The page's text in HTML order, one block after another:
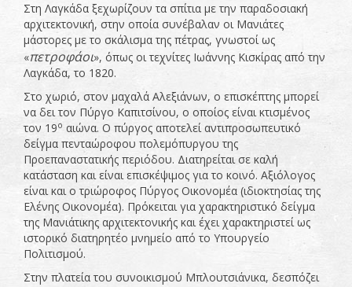
Στη Λαγκάδα ξεχωρίζουν τα σπίτια με την παραδοσιακή
αρχιτεκτονική, στην οποία συνέβαλαν οι Μανιάτες
μάστορες με το σκάλισμα της πέτρας, γνωστοί ως
«πετροφάοι», όπως οι τεχνίτες Ιωάννης Κισκίρας από την
Λαγκάδα, το 1820.
Στο χωριό, στον μαχαλά Αλεξιάνων, ο επισκέπτης μπορεί
να δει τον Πύργο Καπιτσίνου, ο οποίος είναι κτισμένος
τον 19ο αιώνα. Ο πύργος αποτελεί αντιπροσωπευτικό
δείγμα πενταώροφου πολεμόπυργου της
Προεπαναστατικής περιόδου. Διατηρείται σε καλή
κατάσταση και είναι επισκέψιμος για το κοινό. Αξιόλογος
είναι και ο τριώροφος Πύργος Οικονομέα (ιδιοκτησίας της
Ελένης Οικονομέα). Πρόκειται για χαρακτηριστικό δείγμα
της Μανιάτικης αρχιτεκτονικής και έχει χαρακτηριστεί ως
ιστορικό διατηρητέο μνημείο από το Υπουργείο
Πολιτισμού.
Στην πλατεία του συνοικισμού Μπλουτσιάνικα, δεσπόζει